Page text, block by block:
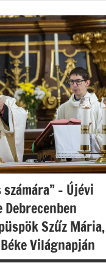
– Újévi
Szűz Mária,
Világnapján